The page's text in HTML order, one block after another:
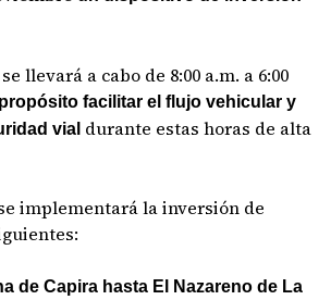
llevará a cabo de 8:00 a.m. a 6:00
facilitar el flujo vehicular y
vial durante estas horas de alta
implementará la inversión de
de Capira hasta El Nazareno de La